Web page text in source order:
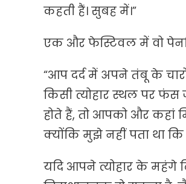
कहती हैं। सुबह में।”
एक और फेस्टिवल में वो
“आप दर्द में अपने तंबू के
किसी त्योहार स्थल पर
होते हैं, तो आपको और कहां
क्योंकि मुझे नहीं पता था
यदि आपने त्योहार के महंगे